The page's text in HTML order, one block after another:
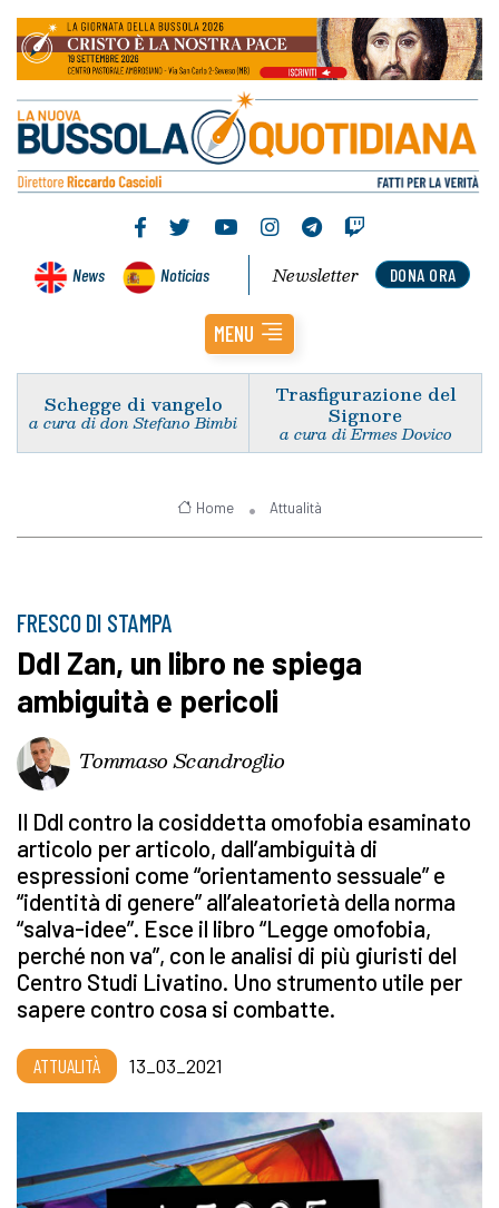
News Noticias DONA ORA
Newsletter
MENU
Schegge di vangelo
a cura di don Stefano Bimbi
Trasfigurazione del
Signore
a cura di Ermes Dovico
Home Attualità
FRESCO DI STAMPA
Ddl Zan, un libro ne spiega
ambiguità e pericoli
Tommaso Scandroglio
Il Ddl contro la cosiddetta omofobia esaminato
articolo per articolo, dall’ambiguità di
espressioni come “orientamento sessuale” e
“identità di genere” all’aleatorietà della norma
“salva-idee”. Esce il libro “Legge omofobia,
perché non va”, con le analisi di più giuristi del
Centro Studi Livatino. Uno strumento utile per
sapere contro cosa si combatte.
ATTUALITÀ 13_03_2021